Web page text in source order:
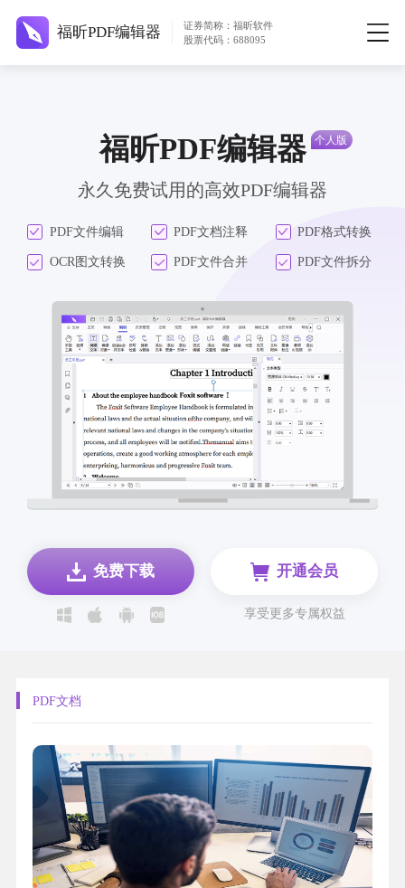
福昕PDF编辑器
证券简称：福昕软件
股票代码：688095
福昕PDF编辑器
永久免费试用的高效PDF编辑器
PDF文件编辑 PDF文档注释 PDF格式转换
OCR图文转换 PDF文件合并 PDF文件拆分
免费下载 开通会员
享受更多专属权益
PDF文档